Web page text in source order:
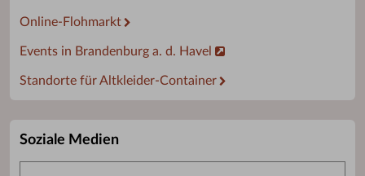
Online-Flohmarkt
Events in Brandenburg a. d. Havel
Standorte für Altkleider-Container
Soziale Medien